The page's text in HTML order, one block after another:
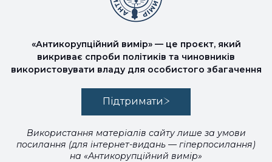
«Антикорупційний вимір» — це проєкт, який
викриває спроби політиків та чиновників
використовувати владу для особистого збагачення
Підтримати
Використання матеріалів сайту лише за умови
посилання (для інтернет-видань — гіперпосилання)
на «Антикорупційний вимір»